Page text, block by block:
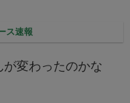
ス速報
変わったのかな